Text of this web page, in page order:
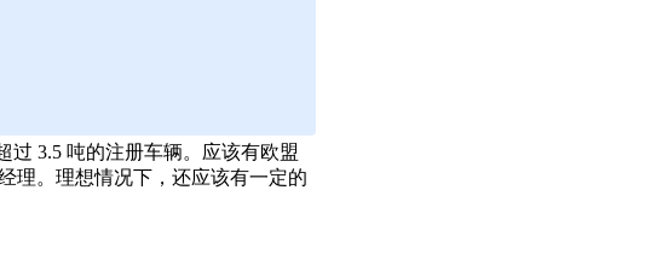
3.5 吨的注册车辆。应该有欧盟
理。理想情况下，还应该有一定的